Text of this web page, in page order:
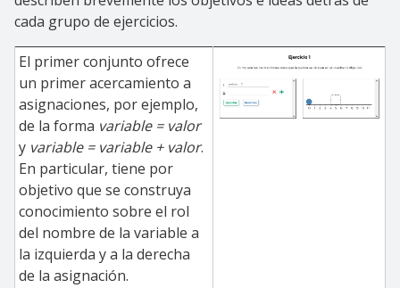
cada grupo de ejercicios.
El primer conjunto ofrece
un primer acercamiento a
asignaciones, por ejemplo,
de la forma variable = valor
y variable = variable + valor.
En particular, tiene por
objetivo que se construya
conocimiento sobre el rol
del nombre de la variable a
la izquierda y a la derecha
de la asignación.